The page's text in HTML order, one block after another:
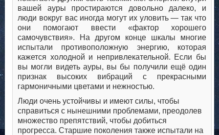
вашей ауры простираются довольно далеко, и
люди вокруг вас иногда могут их уловить — так что
они помогают ввести «фактор хорошего
самочувствия». На другом конце шкалы многие
испытали противоположную энергию, которая
кажется холодной и непривлекательной. Если бы
вы могли видеть ауры, вы бы получили ещё один
признак высоких вибраций с прекрасными
гармоничными цветами и нежностью.
Люди очень устойчивы и имеют силы, чтобы
справиться с нынешними проблемами, преодолев
множество препятствий, чтобы добиться
прогресса. Старшие поколения также испытали на